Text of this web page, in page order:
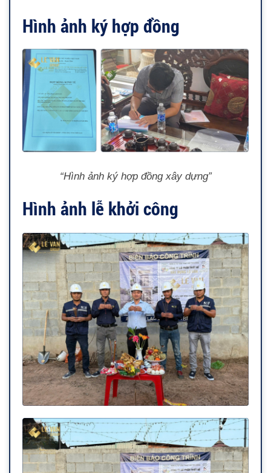
Hình ảnh ký hợp đồng
“Hình ảnh ký hợp đồng xây dựng”
Hình ảnh lễ khởi công